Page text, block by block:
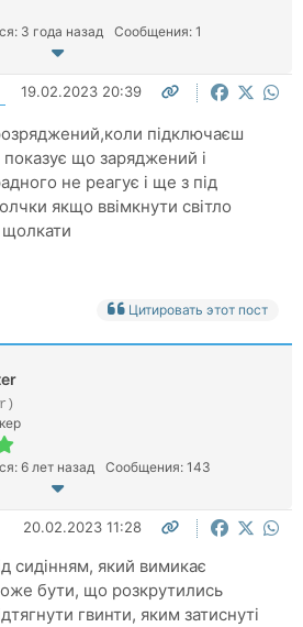
3 года назад Сообщения: 1
19.02.2023 20:39
підключаєш
показує що заряджений і
не реагує і ще з під
якщо ввімкнути світло
щолкати
Цитировать этот пост
6 лет назад Сообщения: 143
20.02.2023 11:28
сидінням, який вимикає
бути, що розкрутились
гвинти, яким затиснуті